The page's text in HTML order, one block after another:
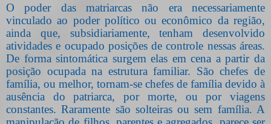
O poder das matriarcas não era necessariamente
vinculado ao poder político ou econômico da região,
ainda que, subsidiariamente, tenham desenvolvido
atividades e ocupado posições de controle nessas áreas.
De forma sintomática surgem elas em cena a partir da
posição ocupada na estrutura familiar. São chefes de
família, ou melhor, tornam-se chefes de família devido à
ausência do patriarca, por morte, ou por viagens
constantes. Raramente são solteiras ou sem família. A